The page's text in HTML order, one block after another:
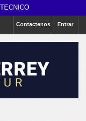
Entrar
Contactenos